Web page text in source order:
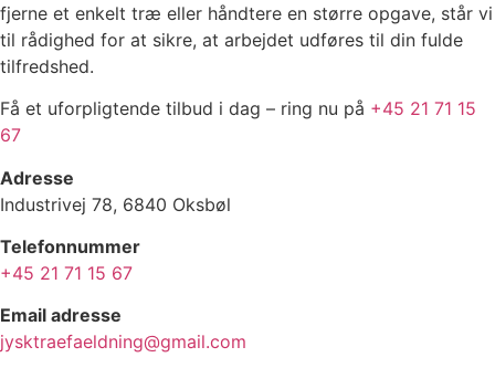
fjerne et enkelt træ eller håndtere en større opgave, står vi
til rådighed for at sikre, at arbejdet udføres til din fulde
tilfredshed.
Få et uforpligtende tilbud i dag – ring nu på +45 21 71 15
67
Adresse
Industrivej 78, 6840 Oksbøl
Telefonnummer
+45 21 71 15 67
Email adresse
jysktraefaeldning@gmail.com